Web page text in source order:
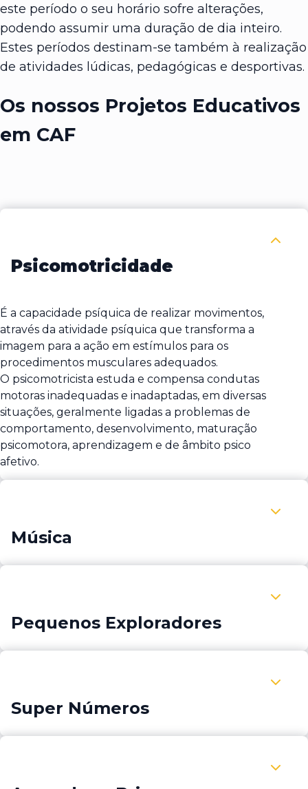
este período o seu horário sofre alterações,
podendo assumir uma duração de dia inteiro.
Estes períodos destinam-se também à realização
de atividades lúdicas, pedagógicas e desportivas.
Os nossos Projetos Educativos
em CAF
Recolher Psicomotricidade
Psicomotricidade
É a capacidade psíquica de realizar movimentos,
através da atividade psíquica que transforma a
imagem para a ação em estímulos para os
procedimentos musculares adequados.
O psicomotricista estuda e compensa condutas
motoras inadequadas e inadaptadas, em diversas
situações, geralmente ligadas a problemas de
comportamento, desenvolvimento, maturação
psicomotora, aprendizagem e de âmbito psico
afetivo.
Expandir Música
Música
Expandir Pequenos Exploradores
Pequenos Exploradores
Expandir Super Números
Super Números
Expandir Aprender a Brincar